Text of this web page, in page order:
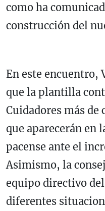
como ha
construcción del
En este encuentro,
que la plantilla
Cuidadores más
que aparecerán en
pacense ante el
Asimismo, la
equipo directivo
diferentes